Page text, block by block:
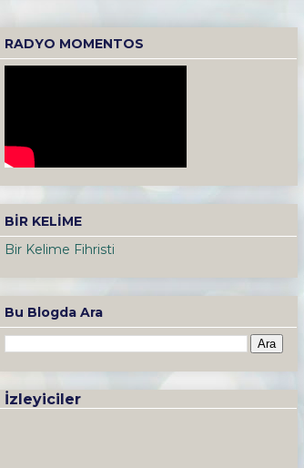
RADYO MOMENTOS
BİR KELİME
Bir Kelime Fihristi
Bu Blogda Ara
İzleyiciler